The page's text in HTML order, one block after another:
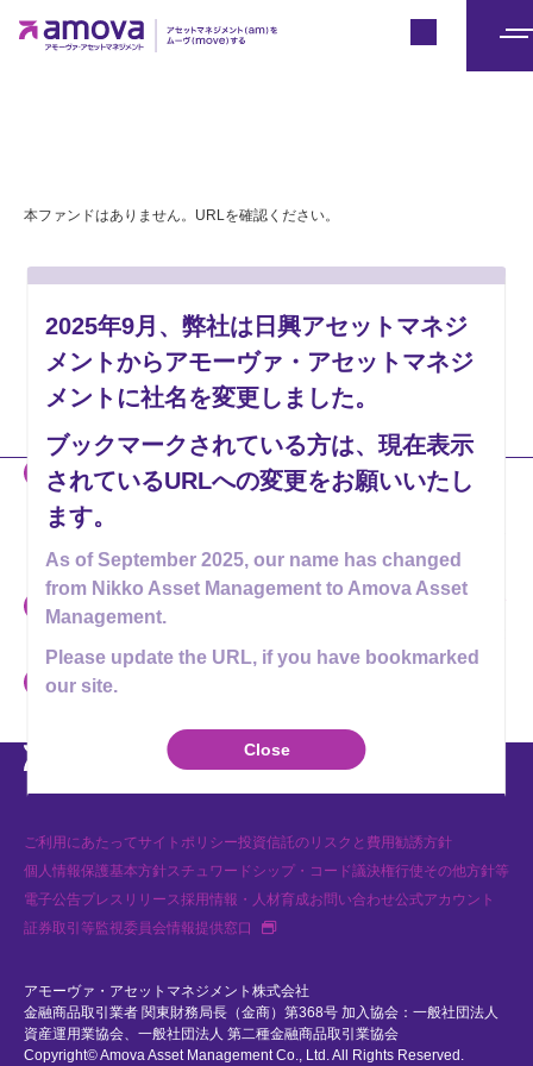
本ファンドはありません。URLを確認ください。
当社のホームページには、投資者の皆様への情報提供などを目的とし
資料も掲載されております。販売会社の皆様は、それらを用いた当社
投資信託の勧誘を行なわないようお願い申し上げます。
いわゆるファンド形態での投資勧誘等に関するご注意
ご利用にあたってサイトポリシー投資信託のリスクと費用勧誘方針
個人情報保護基本方針スチュワードシップ・コード議決権行使その他方針等
電子公告プレスリリース採用情報・人材育成お問い合わせ公式アカウント
証券取引等監視委員会情報提供窓口
新規タブで開く
アモーヴァ・アセットマネジメント株式会社
金融商品取引業者 関東財務局長（金商）第368号 加入協会：一般社団法人
資産運用業協会、一般社団法人 第二種金融商品取引業協会
Copyright© Amova Asset Management Co., Ltd. All Rights Reserved.
2025年9月、弊社は日興アセットマネジ
メントからアモーヴァ・アセットマネジ
メントに社名を変更しました。
ブックマークされている方は、現在表示
されているURLへの変更をお願いいたし
ます。
As of September 2025, our name has changed
from Nikko Asset Management to Amova Asset
Management.
Please update the URL, if you have bookmarked
our site.
Close